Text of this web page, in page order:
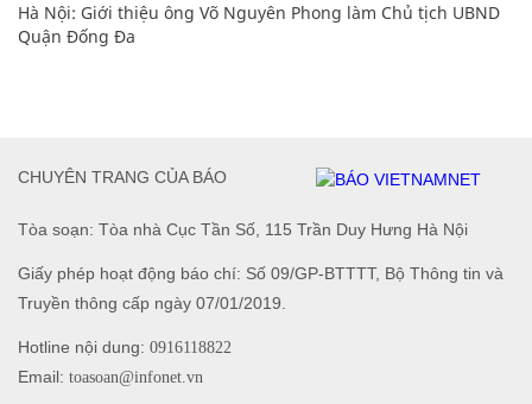
Hà Nội: Giới thiệu ông Võ Nguyên Phong làm Chủ tịch UBND
Quận Đống Đa
Tòa soạn: Tòa nhà Cục Tần Số, 115 Trần Duy Hưng Hà Nội
Giấy phép hoạt động báo chí: Số 09/GP-BTTTT, Bộ Thông tin và
Truyền thông cấp ngày 07/01/2019.
Hotline nội dung: 0916118822
Email: toasoan@infonet.vn
CHUYÊN TRANG CỦA BÁO